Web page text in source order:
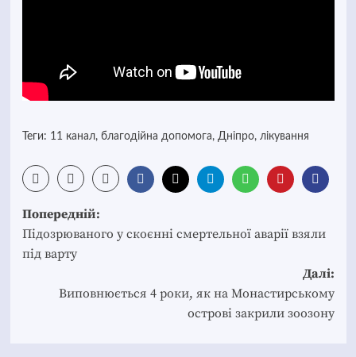
Теги: 11 канал, благодійна допомога, Дніпро, лікування
Post
navigation
Попередній:
Підозрюваного у скоєнні смертельної аварії взяли
під варту
Далі:
Виповнюється 4 роки, як на Монастирському
острові закрили зоозону